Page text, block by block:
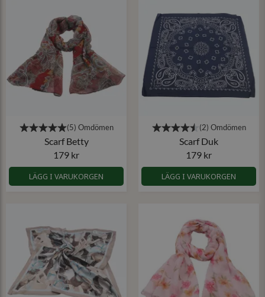
Scarf Betty
179 kr
LÄGG I VARUKORGEN
Scarf Duk
179 kr
LÄGG I VARUKORGEN